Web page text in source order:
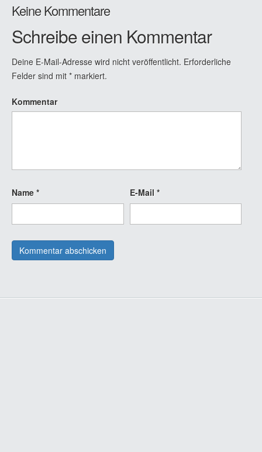
Keine Kommentare
Schreibe einen Kommentar
Deine E-Mail-Adresse wird nicht veröffentlicht. Erforderliche
Felder sind mit * markiert.
Kommentar
Name * E-Mail *